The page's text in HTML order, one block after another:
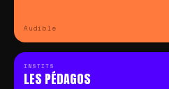
Audible
INSTITS
LES PÉDAGOS